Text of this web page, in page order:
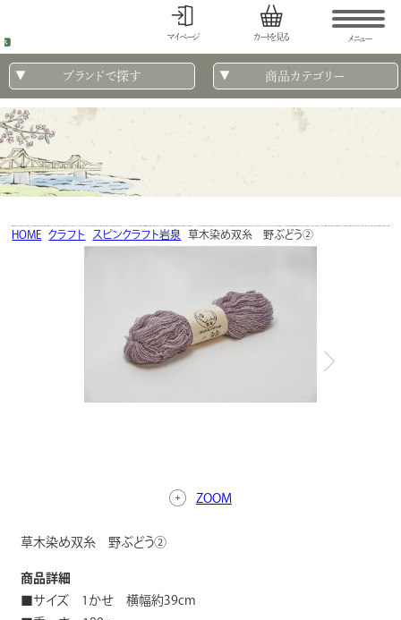
マイページ カートを見る メニュー
ブランドで探す 商品カテゴリー
HOME クラフト スピンクラフト岩泉 草木染め双糸 野ぶどう②
ZOOM
草木染め双糸 野ぶどう②
商品詳細
■サイズ 1かせ 横幅約39cm